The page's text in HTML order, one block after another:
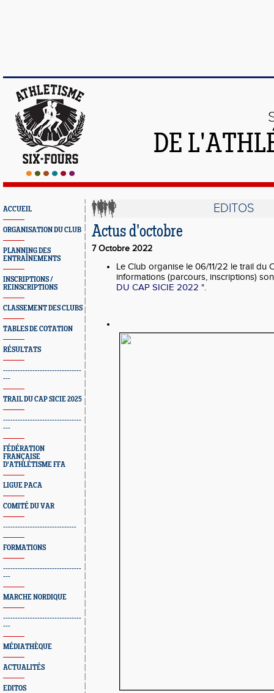
DE
ACCUEIL
ORGANISATION DU CLUB
PLANNING DES
ENTRAÎNEMENTS
INSCRIPTIONS /
REINSCRIPTIONS
CLASSEMENT DES CLUBS
TABLES DE COTATION
RÉSULTATS
--------------------------------
---
TRAIL DU CAP SICIE 2025
--------------------------------
---
FÉDÉRATION
FRANÇAISE
D'ATHLÉTISME FFA
LIGUE PACA
COMITÉ DU VAR
------------------------------
FORMATIONS
--------------------------------
---
MARCHE NORDIQUE
--------------------------------
---
MÉDIATHÈQUE
ACTUALITÉS
EDITOS
EDITOS
Actus d'octobre
7 Octobre 2022
Le Club organise le 06/11/22 le trail du
informations (parcours, inscriptions)
DU CAP SICIE 2022 ".